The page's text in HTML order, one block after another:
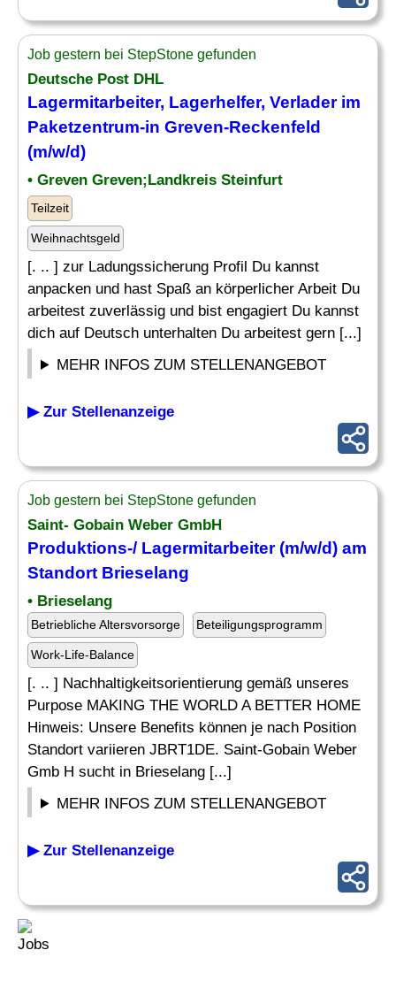
Job gestern bei StepStone gefunden
Deutsche Post DHL
Lagermitarbeiter, Lagerhelfer, Verlader im
Paketzentrum-in Greven-Reckenfeld
(m/w/d)
• Greven Greven;Landkreis Steinfurt
Teilzeit
Weihnachtsgeld
[. .. ] zur Ladungssicherung Profil Du kannst
anpacken und hast Spaß an körperlicher Arbeit Du
arbeitest zuverlässig und bist engagiert Du kannst
dich auf Deutsch unterhalten Du arbeitest gern [...]
MEHR INFOS ZUM STELLENANGEBOT
▶ Zur Stellenanzeige
Job gestern bei StepStone gefunden
Saint- Gobain Weber GmbH
Produktions-/ Lagermitarbeiter(m/w/d) am
Standort Brieselang
• Brieselang
Betriebliche Altersvorsorge Beteiligungsprogramm
Work-Life-Balance
[. .. ] Nachhaltigkeitsorientierung gemäß unseres
Purpose MAKING THE WORLD A BETTER HOME
Hinweis: Unsere Benefits können je nach Position
Standort variieren JBRT1DE. Saint-Gobain Weber
Gmb H sucht in Brieselang [...]
MEHR INFOS ZUM STELLENANGEBOT
▶ Zur Stellenanzeige